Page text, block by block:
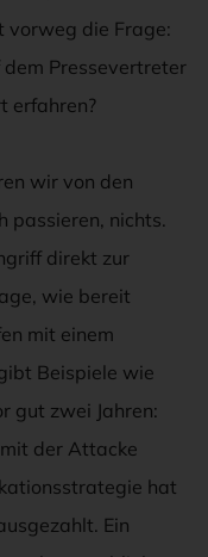
vorweg die Frage:
dem Pressevertreter
erfahren?
wir von den
passieren, nichts.
direkt zur
wie bereit
mit einem
Beispiele wie
gut zwei Jahren:
der Attacke
hat
Ein